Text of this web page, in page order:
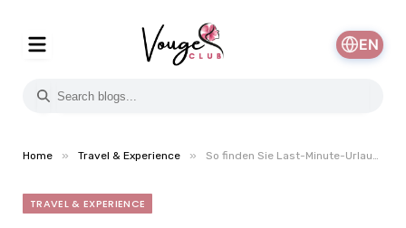
EN
Home » Travel & Experience » So finden Sie Last-Minute-Urlaubsangebote, bevor sie ausverkauft sind
TRAVEL & EXPERIENCE